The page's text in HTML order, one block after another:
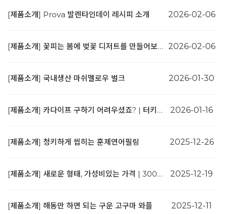
[제품소개] Prova 발렌타인데이 레시피 소개 2026-02-06
[제품소개] 꽃피는 봄에 벚꽃 디저트를 만들어보세요 | 벚꽃레진 2026-02-06
[제품소개] 국내생산 마쉬멜로우 벌크 2026-01-30
[제품소개] 카다이프 구하기 어려우셨죠? | 터키산 카다이프 공급 안내 2026-01-16
[제품소개] 청키하게 씹히는 훈제연어필링 2025-12-26
[제품소개] 새로운 형태, 가성비있는 가격 | 300년의 시간을 품은 몽게이 럼 2025-12-19
[제품소개] 해동만 하면 되는 구운 고구마 와플 2025-12-11